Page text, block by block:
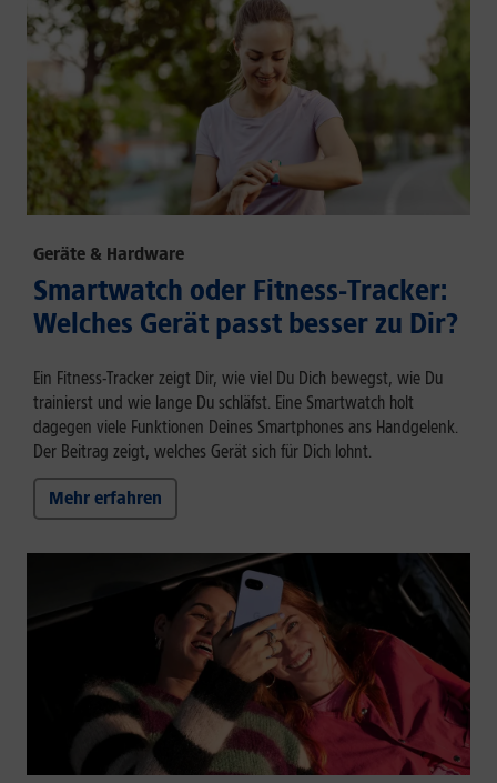
Geräte & Hardware
Smartwatch oder Fitness-Tracker:
Welches Gerät passt besser zu Dir?
Ein Fitness-Tracker zeigt Dir, wie viel Du Dich bewegst, wie Du
trainierst und wie lange Du schläfst. Eine Smartwatch holt
dagegen viele Funktionen Deines Smartphones ans Handgelenk.
Der Beitrag zeigt, welches Gerät sich für Dich lohnt.
Mehr erfahren